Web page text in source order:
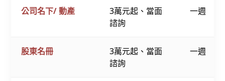
公司名下/ 動產
3萬元起、當面
諮詢
一週
股東名冊
3萬元起、當面
諮詢
一週